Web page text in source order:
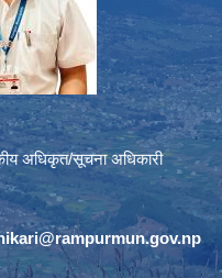
अधिकृत/सूचना अधिकारी